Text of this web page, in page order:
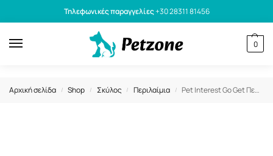
Τηλεφωνικές παραγγελίες+30 28311 81456
0
Αρχική σελίδα / Shop / Σκύλος / Περιλαίμια / Pet Interest Go Get Περιλαίμιο Neoprene Motivo Cielo S 1,5x40cm